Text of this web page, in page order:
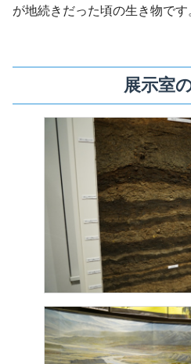
が地続きだった頃の生き物です
展示室